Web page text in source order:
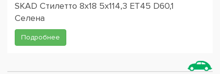
SKAD Стилетто 8x18 5x114,3 ET45 D60,1
Селена
Подробнее